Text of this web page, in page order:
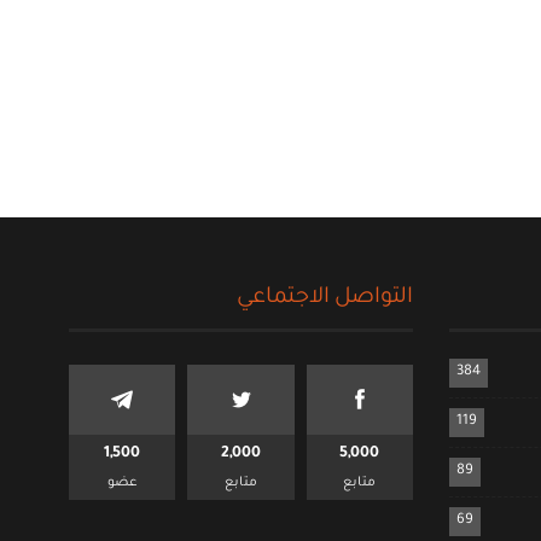
384
119
89
69
التواصل الاجتماعي
5,000
متابع
2,000
متابع
1,500
عضو